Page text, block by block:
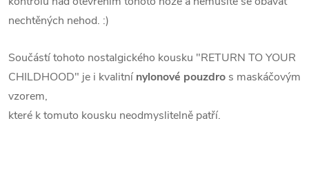
nechtěných nehod. :)
Součástí tohoto nostalgického kousku "RETURN TO YOUR
CHILDHOOD" je i kvalitní nylonové pouzdro s maskáčovým
vzorem,
které k tomuto kousku neodmyslitelně patří.